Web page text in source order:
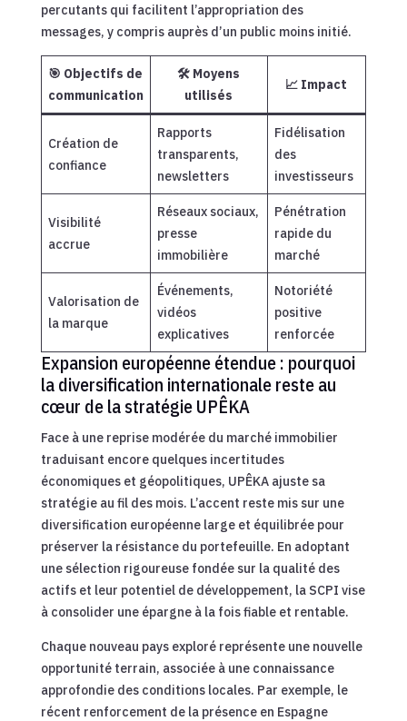
percutants qui facilitent l’appropriation des
messages, y compris auprès d’un public moins initié.
🎯 Objectifs de
communication
🛠️ Moyens
utilisés
📈 Impact
Création de
confiance
Rapports
transparents,
newsletters
Fidélisation
des
investisseurs
Visibilité
accrue
Réseaux sociaux,
presse
immobilière
Pénétration
rapide du
marché
Valorisation de
la marque
Événements,
vidéos
explicatives
Notoriété
positive
renforcée
Expansion européenne étendue : pourquoi
la diversification internationale reste au
cœur de la stratégie UPÊKA
Face à une reprise modérée du marché immobilier
traduisant encore quelques incertitudes
économiques et géopolitiques, UPÊKA ajuste sa
stratégie au fil des mois. L’accent reste mis sur une
diversification européenne large et équilibrée pour
préserver la résistance du portefeuille. En adoptant
une sélection rigoureuse fondée sur la qualité des
actifs et leur potentiel de développement, la SCPI vise
à consolider une épargne à la fois fiable et rentable.
Chaque nouveau pays exploré représente une nouvelle
opportunité terrain, associée à une connaissance
approfondie des conditions locales. Par exemple, le
récent renforcement de la présence en Espagne